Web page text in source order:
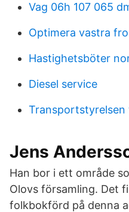
Vag 06h 107 065
Optimera vastra
Hastighetsböter
Diesel service
Jens
Han bor i ett område
Olovs församling. Det
folkbokförd på denna